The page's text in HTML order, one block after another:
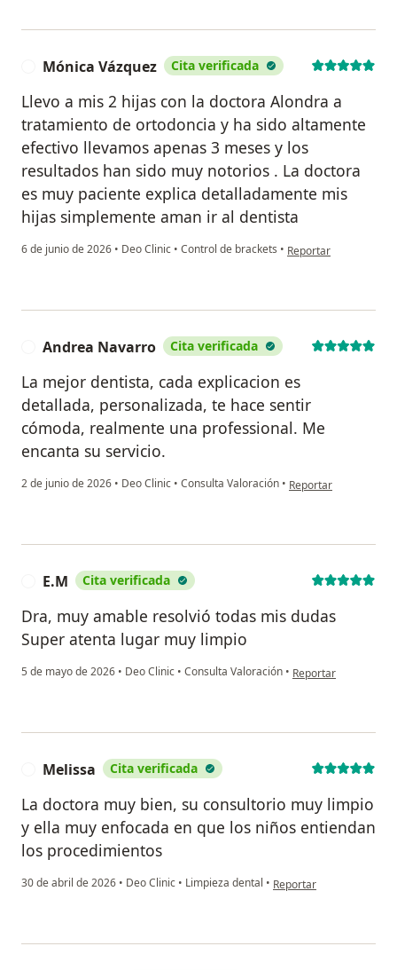
Mónica Vázquez Cita verificada
Llevo a mis 2 hijas con la doctora Alondra a
tratamiento de ortodoncia y ha sido altamente
efectivo llevamos apenas 3 meses y los
resultados han sido muy notorios . La doctora
es muy paciente explica detalladamente mis
hijas simplemente aman ir al dentista
6 de junio de 2026 • Deo Clinic • Control de brackets • en opinión del
Reportar
Andrea Navarro Cita verificada
La mejor dentista, cada explicacion es
detallada, personalizada, te hace sentir
cómoda, realmente una professional. Me
encanta su servicio.
2 de junio de 2026 • Deo Clinic • Consulta Valoración • en opinión del
Reportar
E.M Cita verificada
Dra, muy amable resolvió todas mis dudas
Super atenta lugar muy limpio
5 de mayo de 2026 • Deo Clinic • Consulta Valoración • en opinión del
Reportar
Melissa Cita verificada
La doctora muy bien, su consultorio muy limpio
y ella muy enfocada en que los niños entiendan
los procedimientos
30 de abril de 2026 • Deo Clinic • Limpieza dental • en opinión del usuario
Reportar